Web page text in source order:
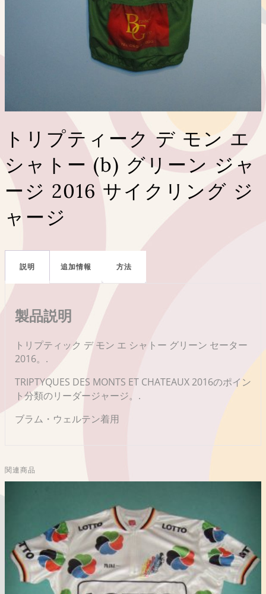
トリプティーク デ モン エ
シャトー (b) グリーン ジャ
ージ 2016 サイクリング ジ
ャージ
説明 追加情報 方法
製品説明
トリプティック デ モン エ シャトー グリーン セーター
2016。.
TRIPTYQUES DES MONTS ET CHATEAUX 2016のポイン
ト分類のリーダージャージ。.
ブラム・ウェルテン着用
関連商品